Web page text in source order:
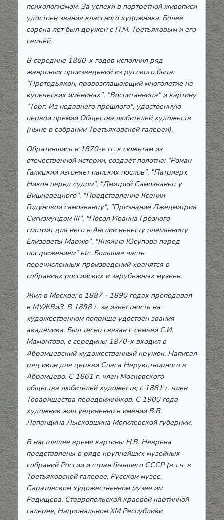
психологизмом. За успехи в портретной живописи
удостоен звания классного художника. Более
сорока лет был дружен с П.М. Третьяковым и его
семьёй.
В середине 1860-х годов исполнил ряд
жанровых произведений из русского быта:
"Протодьякон, провозглашающий многолетие на
купеческих именинах", "Воспитанница" и картину
"Торг. Из недавнего прошлого", удостоенную
первой премии Общества любителей художеств
(ныне в собрании Третьяковской галереи).
Обратившись в 1870-е гг. к сюжетам из
отечественной истории, создаёт полотна: "Роман
Галицкий изгоняет папских послов", "Патриарх
Никон перед судом", "Дмитрий Самозванец у
Вишневецкого", "Представление Ксении
Годуновой самозванцу", "Признание Лжедмитрия
Сигизмундом ІІІ", "Посол Иоанна Грозного
смотрит для него в Англии невесту племянницу
Елизаветы Марию", "Княжна Юсупова перед
пострижением" etc. Большая часть
перечисленных произведений хранятся в
собраниях российских и зарубежных музеев.
Жил в Москве; в 1887 - 1890 годах преподавал
в МУЖВиЗ. В 1898 г. за известность на
художественном поприще удостоен звания
академика. Был тесно связан с семьей С.И.
Мамонтова, с середины 1870-х входил в
Абрамцевский художественный кружок. Написал
ряд икон для церкви Спаса Нерукотворного в
Абрамцево. С 1861 г. член Московского
общества любителей художеств; с 1881 г. член
Товарищества передвижников. С 1900 года
художник жил уединенно в имении В.В.
Лапандина Лысковшина Могилёвской губернии.
В настоящее время картины Н.В. Неврева
представлены в ряде крупнейших музейных
собраний России и стран бывшего СССР (в т.ч. в
Третьяковской галерее, Русском музее,
Саратовском художественном музее им.
Радищева, Ставропольской краевой картинной
галерее, Национальном ХМ Республики